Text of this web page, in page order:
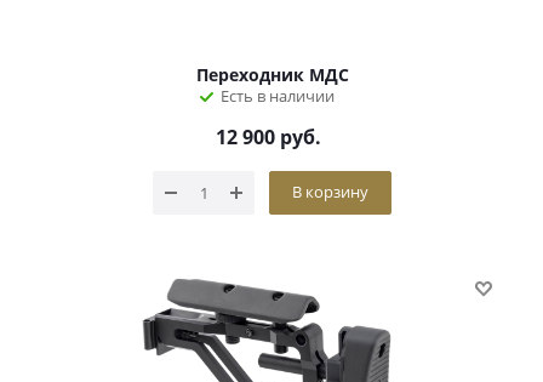
Переходник МДС
Есть в наличии
12 900руб.
В корзину